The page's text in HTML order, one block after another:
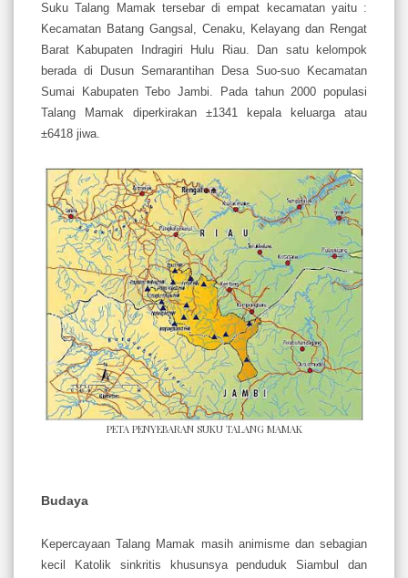
Suku Talang Mamak tersebar di empat kecamatan yaitu :
Kecamatan Batang Gangsal, Cenaku, Kelayang dan Rengat
Barat Kabupaten Indragiri Hulu Riau. Dan satu kelompok
berada di Dusun Semarantihan Desa Suo-suo Kecamatan
Sumai Kabupaten Tebo Jambi. Pada tahun 2000 populasi
Talang Mamak diperkirakan ±1341 kepala keluarga atau
±6418 jiwa.
PETA PENYEBARAN SUKU TALANG MAMAK
Budaya
Kepercayaan Talang Mamak masih animisme dan sebagian
kecil Katolik sinkritis khusunsya penduduk Siambul dan